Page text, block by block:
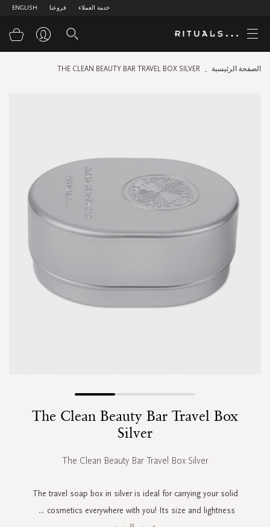
ENGLISH فروعنا خدمة العملاء
الصفحة الرئيسية THE CLEAN BEAUTY BAR TRAVEL BOX SILVER
The Clean Beauty Bar Travel Box
Silver
The Clean Beauty Bar Travel Box Silver
The travel soap box in silver is ideal for carrying your solid
cosmetics everywhere with you! Its size and lightness
...